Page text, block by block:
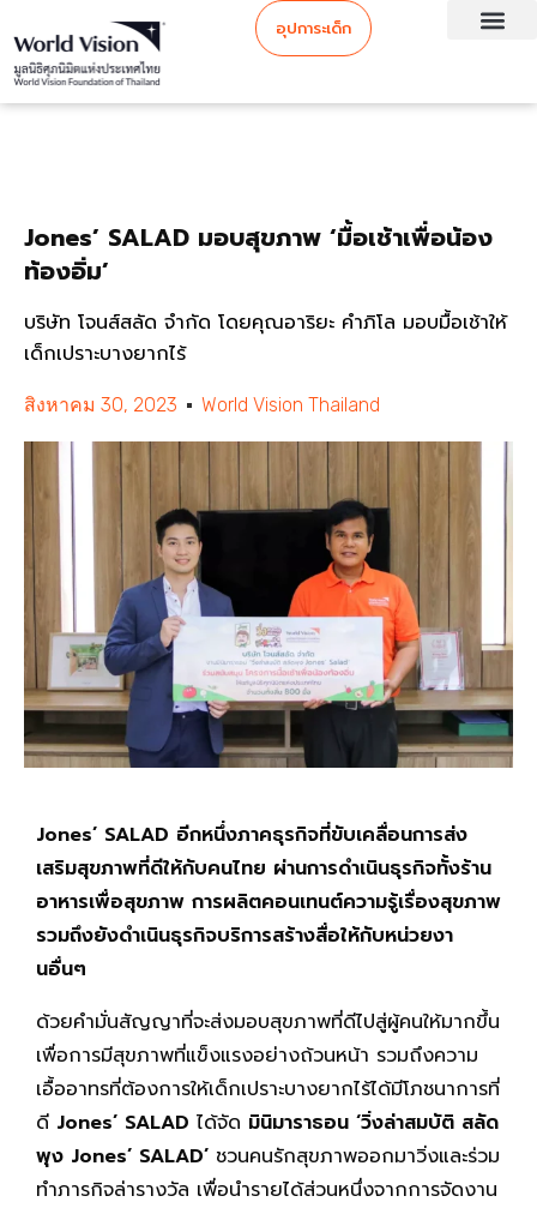
อุปการะเด็ก
Jones’ SALAD มอบสุขภาพ ‘มื้อเช้าเพื่อน้อง
ท้องอิ่ม’
บริษัท โจนส์สลัด จำกัด โดยคุณอาริยะ คำภิโล มอบมื้อเช้าให้
เด็กเปราะบางยากไร้
สิงหาคม 30, 2023 World Vision Thailand
Jones’ SALAD อีกหนึ่งภาคธุรกิจที่ขับเคลื่อนการส่ง
เสริมสุขภาพที่ดีให้กับคนไทย ผ่านการดำเนินธุรกิจทั้งร้าน
อาหารเพื่อสุขภาพ การผลิตคอนเทนต์ความรู้เรื่องสุขภาพ
รวมถึงยังดำเนินธุรกิจบริการสร้างสื่อให้กับหน่วยงา
นอื่นๆ
ด้วยคำมั่นสัญญาที่จะส่งมอบสุขภาพที่ดีไปสู่ผู้คนให้มากขึ้น
เพื่อการมีสุขภาพที่แข็งแรงอย่างถ้วนหน้า รวมถึงความ
เอื้ออาทรที่ต้องการให้เด็กเปราะบางยากไร้ได้มีโภชนาการที่
ดี Jones’ SALAD ได้จัด มินิมาราธอน ‘วิ่งล่าสมบัติ สลัด
พุง Jones’ SALAD’ ชวนคนรักสุขภาพออกมาวิ่งและร่วม
ทำภารกิจล่ารางวัล เพื่อนำรายได้ส่วนหนึ่งจากการจัดงาน